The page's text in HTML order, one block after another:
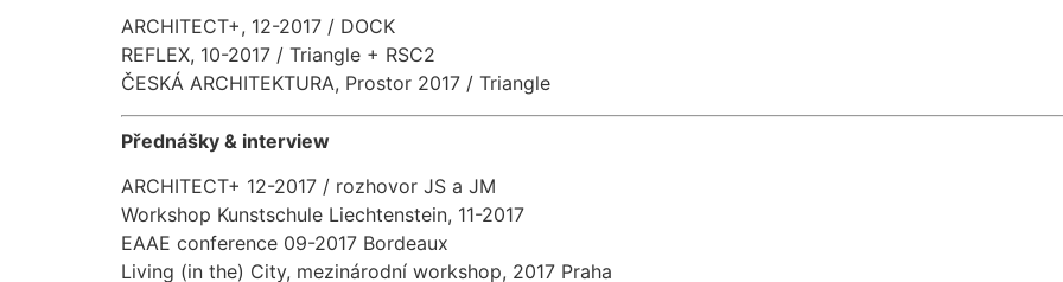
ARCHITECT+, 12-2017 / DOCK
REFLEX, 10-2017 / Triangle + RSC2
ČESKÁ ARCHITEKTURA, Prostor 2017 / Triangle
Přednášky & interview
ARCHITECT+ 12-2017 / rozhovor JS a JM
Workshop Kunstschule Liechtenstein, 11-2017
EAAE conference 09-2017 Bordeaux
Living (in the) City, mezinárodní workshop, 2017 Praha